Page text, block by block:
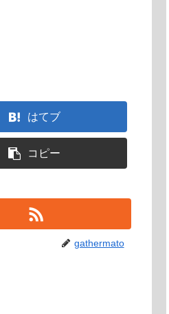
はてブ
コピー
gathermato